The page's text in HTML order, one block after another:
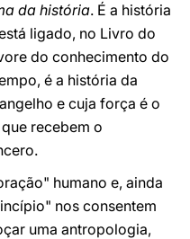
da história. É a história
ligado, no Livro do
do conhecimento do
é a história da
e cuja força é o
recebem o
humano e, ainda
nos consentem
uma antropologia,